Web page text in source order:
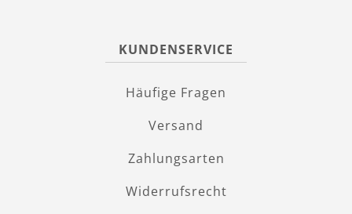
KUNDENSERVICE
Häufige Fragen
Versand
Zahlungsarten
Widerrufsrecht